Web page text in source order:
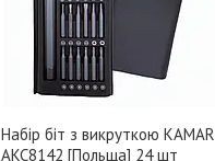
Набір біт з викруткою KAMAR
AKC8142 [Польща] 24 шт